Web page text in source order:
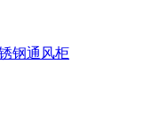
钢通风柜